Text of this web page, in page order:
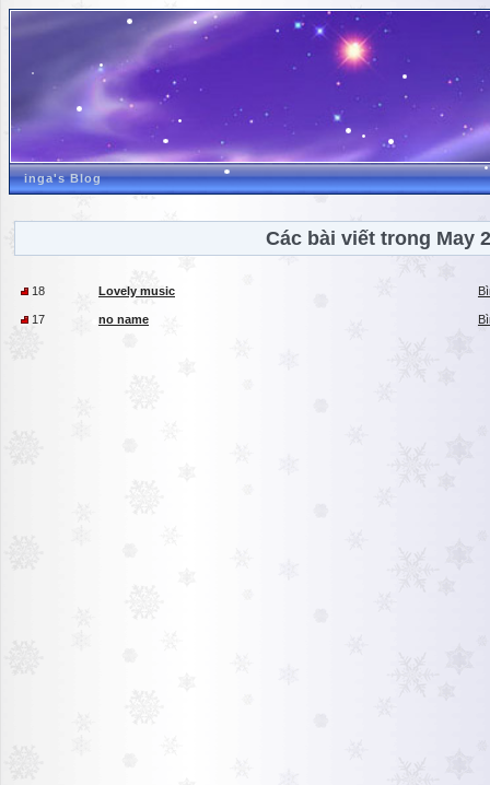
inga's Blog
Các bài viết trong May
18 Lovely music
17 no name